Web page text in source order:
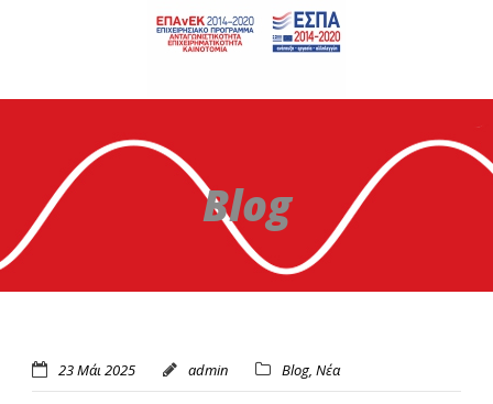
Blog
23 Μάι 2025 admin Blog, Νέα